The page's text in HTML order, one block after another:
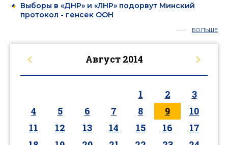
Выборы в «ДНР» и «ЛНР» подорвут Минский
протокол - генсек ООН
БОЛЬШЕ
Август 2014
1 2
3
4
5 6 7 8 9
10
11
12 13 14 15 16
17